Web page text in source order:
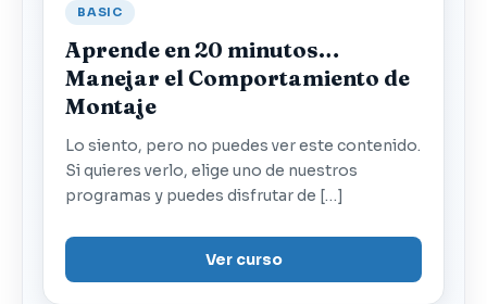
BASIC
Aprende en 20 minutos…
Manejar el Comportamiento de
Montaje
Lo siento, pero no puedes ver este contenido.
Si quieres verlo, elige uno de nuestros
programas y puedes disfrutar de […]
Ver curso